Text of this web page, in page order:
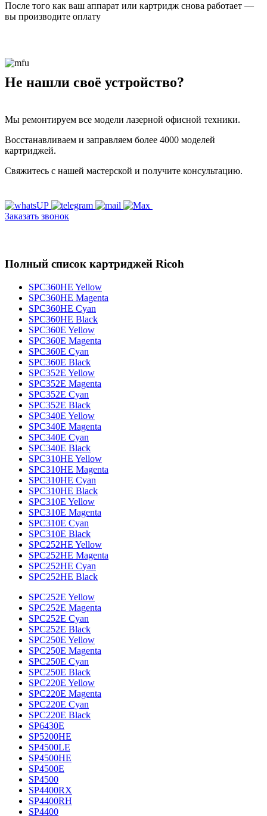
После того как ваш аппарат или картридж снова работает —
вы производите оплату
Не нашли своё устройство?
Мы ремонтируем все модели лазерной офисной техники.
Восстанавливаем и заправляем более 4000 моделей
картриджей.
Свяжитесь с нашей мастерской и получите консультацию.
Заказать звонок
Полный список картриджей Ricoh
SPC360HE Yellow
SPC360HE Magenta
SPC360HE Cyan
SPC360HE Black
SPC360E Yellow
SPC360E Magenta
SPC360E Cyan
SPC360E Black
SPC352E Yellow
SPC352E Magenta
SPC352E Cyan
SPC352E Black
SPC340E Yellow
SPC340E Magenta
SPC340E Cyan
SPC340E Black
SPC310HE Yellow
SPC310HE Magenta
SPC310HE Cyan
SPC310HE Black
SPC310E Yellow
SPC310E Magenta
SPC310E Cyan
SPC310E Black
SPC252HE Yellow
SPC252HE Magenta
SPC252HE Cyan
SPC252HE Black
SPC252E Yellow
SPC252E Magenta
SPC252E Cyan
SPC252E Black
SPC250E Yellow
SPC250E Magenta
SPC250E Cyan
SPC250E Black
SPC220E Yellow
SPC220E Magenta
SPC220E Cyan
SPC220E Black
SP6430E
SP5200HE
SP4500LE
SP4500HE
SP4500E
SP4500
SP4400RX
SP4400RH
SP4400